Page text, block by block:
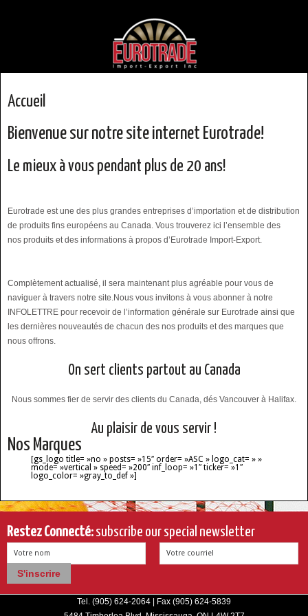
Accueil
Bienvenue sur notre site internet Eurotrade!
Le mieux à vous pendant plus de 20 ans!
Eurotrade est une des plus grandes entreprises d’importation et de distribution
de produits fins européens au Canada. Vous trouverez ici l’ensemble des
nos produits et des informations à propos d’Eurotrade Import-Export.
Complètement actualisé, il sera maintenant plus agréable pour vous de
naviguer à travers notre site.Nous vous invitons à vous abonner à notre
INFOLETTRE pour recevoir de l’information générale sur Eurotrade ainsi que
les dernières nouveautés de chacun des nos produits et des marques que
nous offrons.
On sert clients partout au Canada
Nous sommes fier de servir des clients du Canada, dés Vancouver à Halifax.
Au plaisir de vous servir !
Nos Marques
[gs_logo title= »no » posts= »15″ order= »ASC » logo_cat= » »
mode= »vertical » speed= »200″ inf_loop= »1″ ticker= »1″
logo_color= »gray_to_def »]
Restez Connecté: subscribe our special newsletter
Votre nom Votre courriel
Tel. (905) 624-2064 | Fax (905) 624-5839